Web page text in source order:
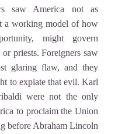
saw America not as
a working model of how
might govern
priests. Foreigners saw
glaring flaw, and they
to expiate that evil. Karl
were not the only
to proclaim the Union
before Abraham Lincoln